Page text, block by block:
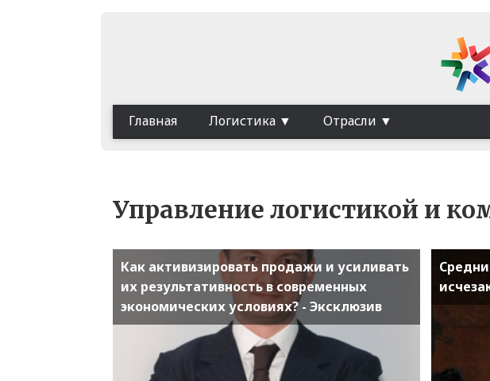
Главная Логистика Отрасли
Управление логистикой и
Как активизировать продажи и усиливать
их результативность в современных
экономических условиях? - Эксклюзив